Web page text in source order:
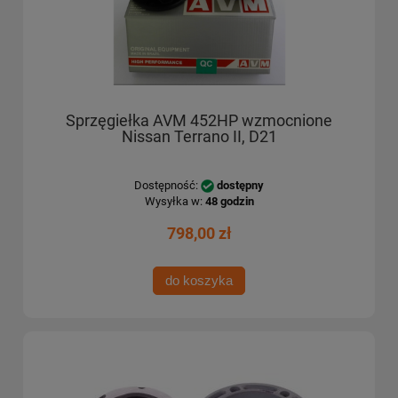
Sprzęgiełka AVM 452HP wzmocnione
Nissan Terrano II, D21
Dostępność:
dostępny
Wysyłka w: 48 godzin
798,00 zł
do koszyka